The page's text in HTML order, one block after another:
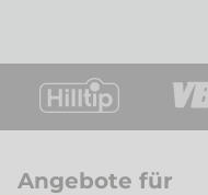
Angebote für